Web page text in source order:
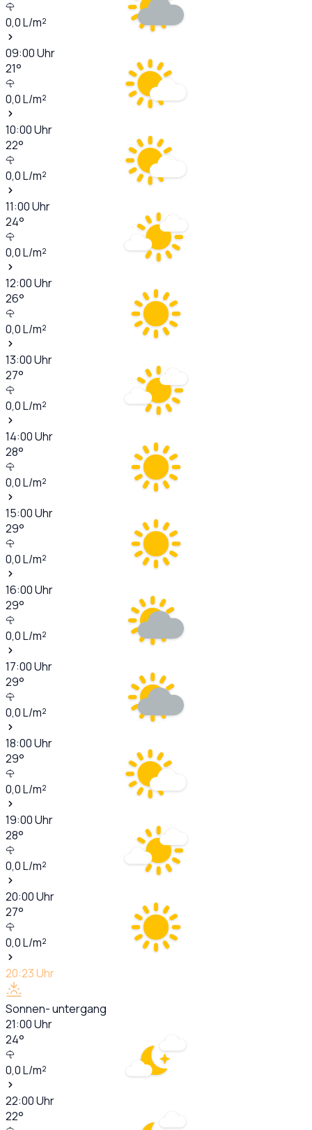
0,0L/m²
09:00Uhr
21°
0,0L/m²
10:00Uhr
22°
0,0L/m²
11:00Uhr
24°
0,0L/m²
12:00Uhr
26°
0,0L/m²
13:00Uhr
27°
0,0L/m²
14:00Uhr
28°
0,0L/m²
15:00Uhr
29°
0,0L/m²
16:00Uhr
29°
0,0L/m²
17:00Uhr
29°
0,0L/m²
18:00Uhr
29°
0,0L/m²
19:00Uhr
28°
0,0L/m²
20:00Uhr
27°
0,0L/m²
20:23Uhr
Sonnen- untergang
21:00Uhr
24°
0,0L/m²
22:00Uhr
22°